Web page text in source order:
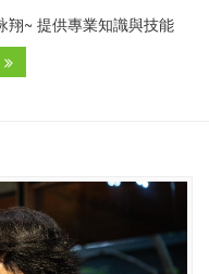
翔~ 提供專業知識與技能